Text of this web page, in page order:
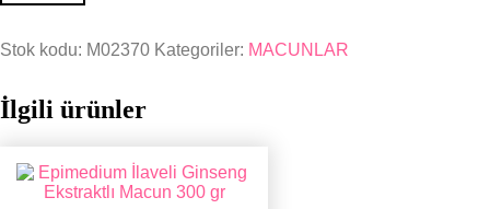
Ekstraktlı
300
Stok kodu: M02370 Kategoriler: MACUNLAR
İlgili ürünler